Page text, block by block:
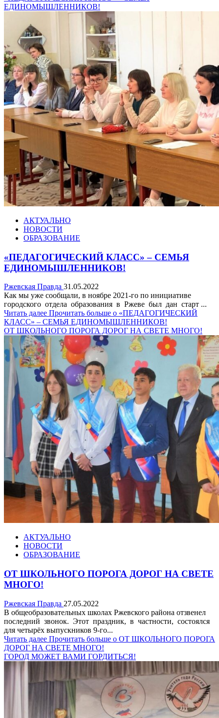
ЕДИНОМЫШЛЕННИКОВ!
АКТУАЛЬНО
НОВОСТИ
ОБРАЗОВАНИЕ
«ПЕДАГОГИЧЕСКИЙ КЛАСС» – СЕМЬЯ
ЕДИНОМЫШЛЕННИКОВ!
Ржевская Правда 31.05.2022
Как мы уже сообщали, в ноябре 2021-го по инициативе
городского отдела образования в Ржеве был дан старт ...
Читать далее Прочитать больше о «ПЕДАГОГИЧЕСКИЙ
КЛАСС» – СЕМЬЯ ЕДИНОМЫШЛЕННИКОВ!
ОТ ШКОЛЬНОГО ПОРОГА ДОРОГ НА СВЕТЕ МНОГО!
АКТУАЛЬНО
НОВОСТИ
ОБРАЗОВАНИЕ
ОТ ШКОЛЬНОГО ПОРОГА ДОРОГ НА СВЕТЕ
МНОГО!
Ржевская Правда 27.05.2022
В общеобразовательных школах Ржевского района отзвенел
последний звонок. Этот праздник, в частности, состоялся
для четырёх выпускников 9-го...
Читать далее Прочитать больше о ОТ ШКОЛЬНОГО ПОРОГА
ДОРОГ НА СВЕТЕ МНОГО!
ГОРОД МОЖЕТ ВАМИ ГОРДИТЬСЯ!